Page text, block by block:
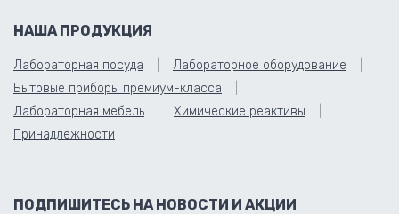
НАША ПРОДУКЦИЯ
Лабораторная посуда
Лабораторное оборудование
Бытовые приборы премиум-класса
Лабораторная мебель
Химические реактивы
Принадлежности
ПОДПИШИТЕСЬ НА НОВОСТИ И АКЦИИ